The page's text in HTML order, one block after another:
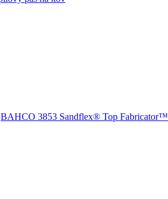
BAHCO 3853 Sandflex® Top Fabricator™